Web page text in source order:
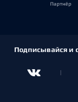
Партнёр
Подписывайся и